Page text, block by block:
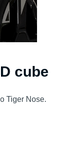
cube
Tiger Nose.